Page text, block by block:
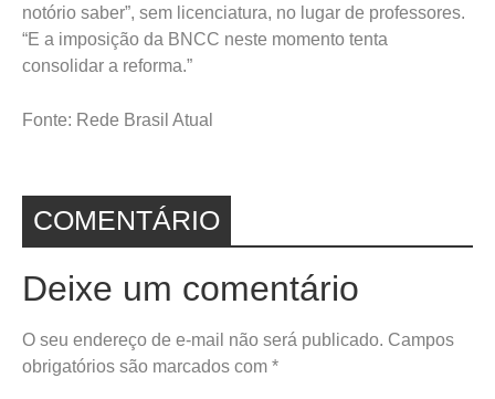
notório saber”, sem licenciatura, no lugar de professores.
“E a imposição da BNCC neste momento tenta
consolidar a reforma.”
Fonte: Rede Brasil Atual
COMENTÁRIO
Deixe um comentário
O seu endereço de e-mail não será publicado. Campos
obrigatórios são marcados com *